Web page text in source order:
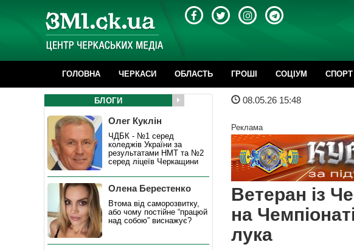
ГОЛОВНА ЧЕРКАСИ ОБЛАСТЬ ГРОШІ CОЦІУМ СПОРТ
08.05.26 15:48
Реклама
Ветеран із
на
лука
БЛОГИ
Олег Куклін
ЧДБК - №1 серед
коледжів України за
результатами НМТ та №2
серед ліцеїв Черкащини
Олена Берестенко
Втома від саморозвитку,
або чому постійне “працюй
над собою” виснажує?